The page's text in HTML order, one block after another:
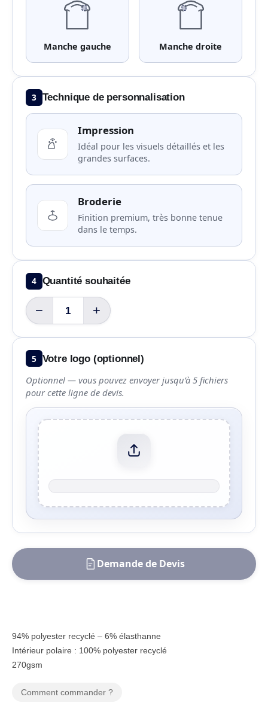
Manche gauche Manche droite
3 Technique de personnalisation
Impression
Idéal pour les visuels détaillés et les
grandes surfaces.
Broderie
Finition premium, très bonne tenue
dans le temps.
4 Quantité souhaitée
− +
5 Votre logo (optionnel)
Optionnel — vous pouvez envoyer jusqu’à 5 fichiers
pour cette ligne de devis.
Demande de Devis
94% polyester recyclé – 6% élasthanne
Intérieur polaire : 100% polyester recyclé
270gsm
Comment commander ?